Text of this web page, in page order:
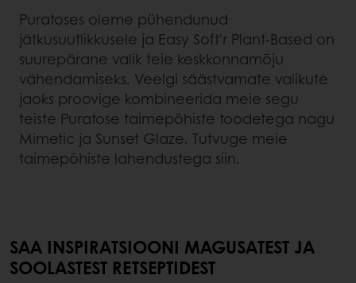
Puratoses oleme pühendunud
jätkusuutlikkusele ja Easy Soft'r Plant-Based on
suurepärane valik teie keskkonnamõju
vähendamiseks. Veelgi säästvamate valikute
jaoks proovige kombineerida meie segu
teiste Puratose taimepõhiste toodetega nagu
Mimetic ja Sunset Glaze. Tutvuge meie
taimepõhiste lahendustega siin.
SAA INSPIRATSIOONI MAGUSATEST JA
SOOLASTEST RETSEPTIDEST